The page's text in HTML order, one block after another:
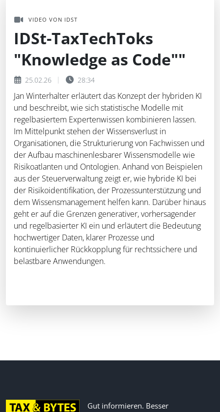
VIDEO VON IDST
IDSt-TaxTechToks
"Knowledge as Code""
25.02.26 28:34
Jan Winterhalter erläutert das Konzept der hybriden KI
und beschreibt, wie sich statistische Modelle mit
regelbasiertem Expertenwissen kombinieren lassen.
Im Mittelpunkt stehen der Wissensverlust in
Organisationen, die Strukturierung von Fachwissen und
der Aufbau maschinenlesbarer Wissensmodelle wie
Risikoatlanten und Ontologien. Anhand von Beispielen
aus der Steuerverwaltung zeigt er, wie hybride KI bei
der Risikoidentifikation, der Prozessunterstützung und
dem Wissensmanagement helfen kann. Darüber hinaus
geht er auf die Grenzen generativer, vorhersagender
und regelbasierter KI ein und erläutert die Bedeutung
hochwertiger Daten, klarer Prozesse und
kontinuierlicher Rückkopplung für rechtssichere und
belastbare Anwendungen.
Gut informieren. Besser